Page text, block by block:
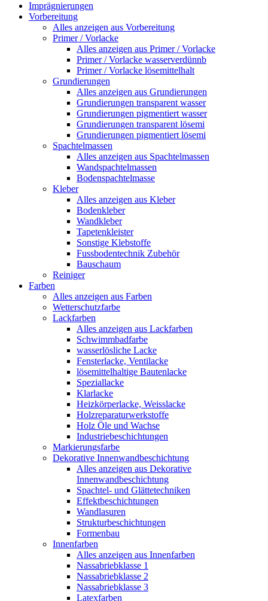
Imprägnierungen
Vorbereitung
Alles anzeigen aus Vorbereitung
Primer / Vorlacke
Alles anzeigen aus Primer / Vorlacke
Primer / Vorlacke wasserverdünnb
Primer / Vorlacke lösemittelhalt
Grundierungen
Alles anzeigen aus Grundierungen
Grundierungen transparent wasser
Grundierungen pigmentiert wasser
Grundierungen transparent lösemi
Grundierungen pigmentiert lösemi
Spachtelmassen
Alles anzeigen aus Spachtelmassen
Wandspachtelmassen
Bodenspachtelmasse
Kleber
Alles anzeigen aus Kleber
Bodenkleber
Wandkleber
Tapetenkleister
Sonstige Klebstoffe
Fussbodentechnik Zubehör
Bauschaum
Reiniger
Farben
Alles anzeigen aus Farben
Wetterschutzfarbe
Lackfarben
Alles anzeigen aus Lackfarben
Schwimmbadfarbe
wasserlösliche Lacke
Fensterlacke, Ventilacke
lösemittelhaltige Bautenlacke
Speziallacke
Klarlacke
Heizkörperlacke, Weisslacke
Holzreparaturwerkstoffe
Holz Öle und Wachse
Industriebeschichtungen
Markierungsfarbe
Dekorative Innenwandbeschichtung
Alles anzeigen aus Dekorative
Innenwandbeschichtung
Spachtel- und Glättetechniken
Effektbeschichtungen
Wandlasuren
Strukturbeschichtungen
Formenbau
Innenfarben
Alles anzeigen aus Innenfarben
Nassabriebklasse 1
Nassabriebklasse 2
Nassabriebklasse 3
Latexfarben